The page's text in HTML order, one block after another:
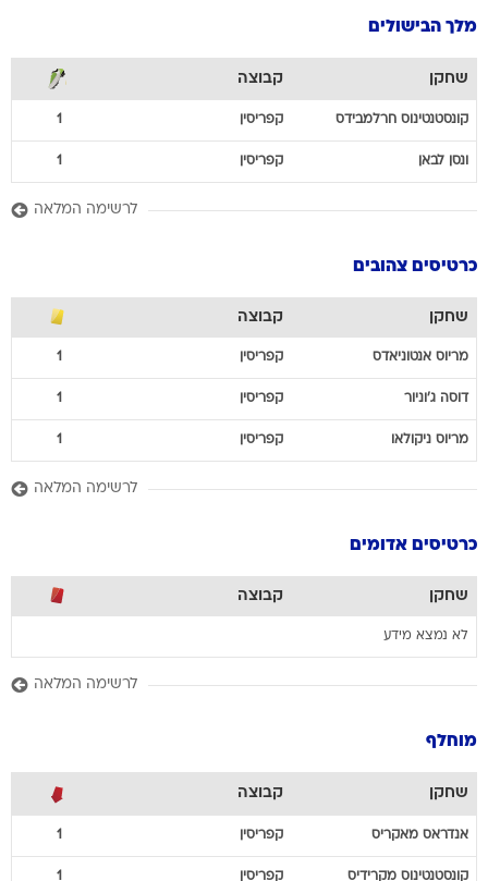
מלך הבישולים
שחקן קבוצה
קונסטנטינוס חרלמבידס קפריסין 1
ונסן לבאן קפריסין 1
לרשימה המלאה
כרטיסים צהובים
שחקן קבוצה
מריוס אנטוניאדס קפריסין 1
דוסה ג'וניור קפריסין 1
מריוס ניקולאו קפריסין 1
לרשימה המלאה
כרטיסים אדומים
שחקן קבוצה
לא נמצא מידע
לרשימה המלאה
מוחלף
שחקן קבוצה
אנדראס מאקריס קפריסין 1
קונסטנטינוס מקרידיס קפריסין 1